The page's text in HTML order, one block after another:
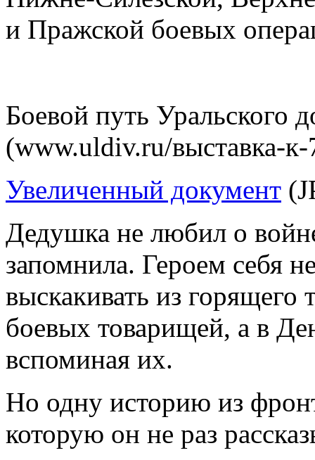
и Пражской боевых
Боевой путь Уральского
(www.uldiv.ru/выставка-
Увеличенный документ
Дедушка не любил о
запомнила. Героем себя
выскакивать из
боевых товарищей, а в
вспоминая их.
Но одну историю из
которую он не раз